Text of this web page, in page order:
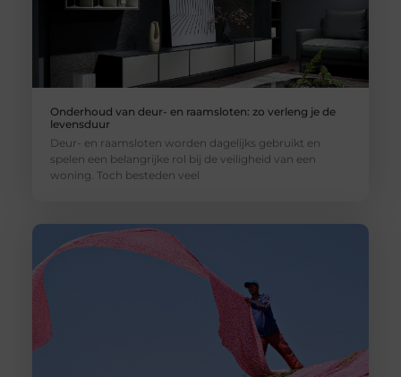
Onderhoud van deur- en raamsloten: zo verleng je de
levensduur
Deur- en raamsloten worden dagelijks gebruikt en
spelen een belangrijke rol bij de veiligheid van een
woning. Toch besteden veel